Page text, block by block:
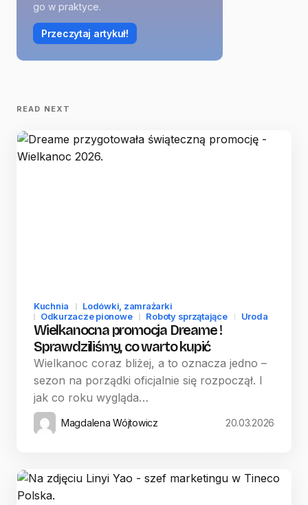
go w praktyce.
Przeczytaj artykuł!
READ NEXT
Kuchnia
Lodówki, zamrażarki
Odkurzacze pionowe
Roboty sprzątające Uroda
Wielkanocna promocja Dreame !
Sprawdziliśmy, co warto kupić
Wielkanoc coraz bliżej, a to oznacza jedno –
sezon na porządki oficjalnie się rozpoczął. I
jak co roku wygląda…
Magdalena Wójtowicz 20.03.2026